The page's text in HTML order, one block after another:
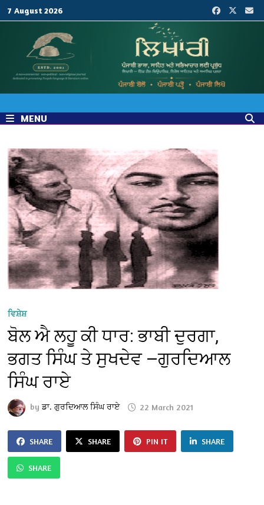
7 August 2026
MENU
ਵਿਸ਼ੇਸ਼
ਬੋਲ ਐ ਲਹੂ ਕੀ ਧਾਰ: ਭਾਬੀ ਦੁਰਗਾ,
ਭਗਤ ਸਿੰਘ ਤੇ ਸੁਖਦੇਵ —ਗੁਰਦਿਆਲ
ਸਿੰਘ ਰਾਏ
byਡਾ. ਗੁਰਦਿਆਲ ਸਿੰਘ ਰਾਏ 22 March 2021
SHARE SHARE PIN IT SHARE
SHARE